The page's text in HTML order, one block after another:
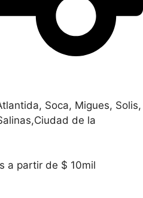
Soca, Migues, Solis,
de la
a partir de $ 10mil